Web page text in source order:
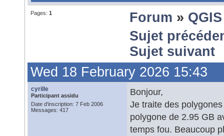
Pages: 1 Forum » QGIS
Sujet
Sujet suivant
Wed 18 February 2026 15:43
cyrille
Participant assidu
Date d'inscription: 7 Feb 2006
Messages: 417
Bonjour,
Je traite des
polygone de 2.95 GB
temps fou. Beaucoup